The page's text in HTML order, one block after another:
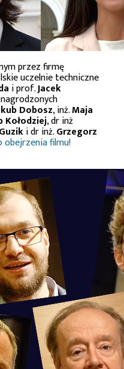
przez firmę
uczelnie techniczne
i prof.Jacek
Dobosz, inż.Maja
Kołodziej, dr inż
i dr inż.Grzegorz
obejrzenia filmu!